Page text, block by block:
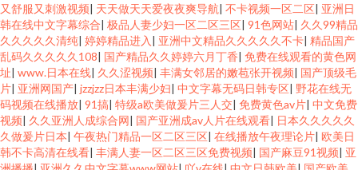
又舒服又刺激视频| 天天做天天爱夜夜爽导航| 不卡视频一区二区| 亚洲日
韩在线中文字幕综合| 极品人妻少妇一区二区三区| 91色网站| 久久99精品
久久久久久清纯| 婷婷精品进入 | 亚洲中文精品久久久久久不卡| 精品国产
乱码久久久久久108| 国产精品久久婷婷六月丁香| 免费在线观看的黄色网
址| www.日本在线| 久久涩视频| 丰满女邻居的嫩苞张开视频| 国产顶级毛
片| 亚洲网国产| jzzjzz日本丰满少妇| 中文字幕无码日韩专区| 野花在线无
码视频在线播放| 91搞| 特级a欧美做爰片三人交| 免费黄色av片| 中文免费
视频| 久久亚洲人成综合网| 国产亚洲成av人片在线观看| 日本久久久久久
久做爰片日本| 午夜热门精品一区二区三区| 在线播放午夜理论片| 欧美日
韩不卡高清在线看| 丰满人妻一区二区三区免费视频| 国产麻豆91视频| 亚